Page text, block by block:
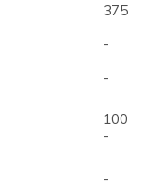
375
-
-
100
-
-